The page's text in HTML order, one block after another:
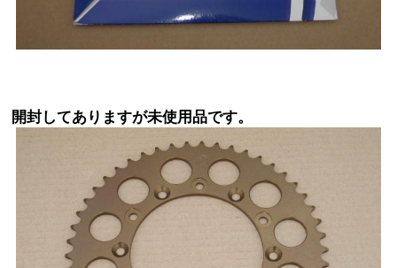
開封してありますが未使用品です。